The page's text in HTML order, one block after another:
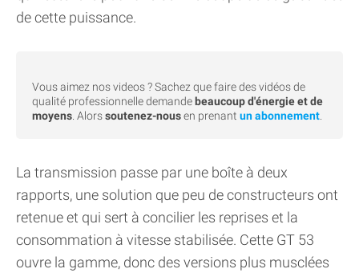
de cette puissance.
Vous aimez nos videos ? Sachez que faire des vidéos de
qualité professionnelle demande beaucoup d'énergie et de
moyens . Alorssoutenez-nousen prenant un abonnement
La transmission passe par une boîte à deux
rapports, une solution que peu de constructeurs ont
retenue et qui sert à concilier les reprises et la
consommation à vitesse stabilisée. Cette GT 53
ouvre la gamme, donc des versions plus musclées